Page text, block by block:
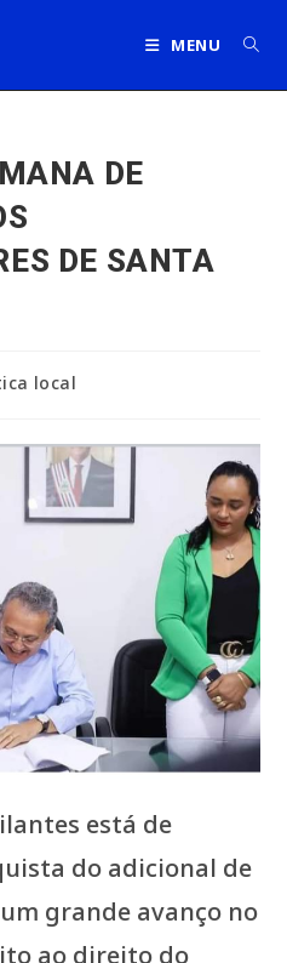
MENU
DE
DE SANTA
local
está de
do adicional de
grande avanço no
ao direito do